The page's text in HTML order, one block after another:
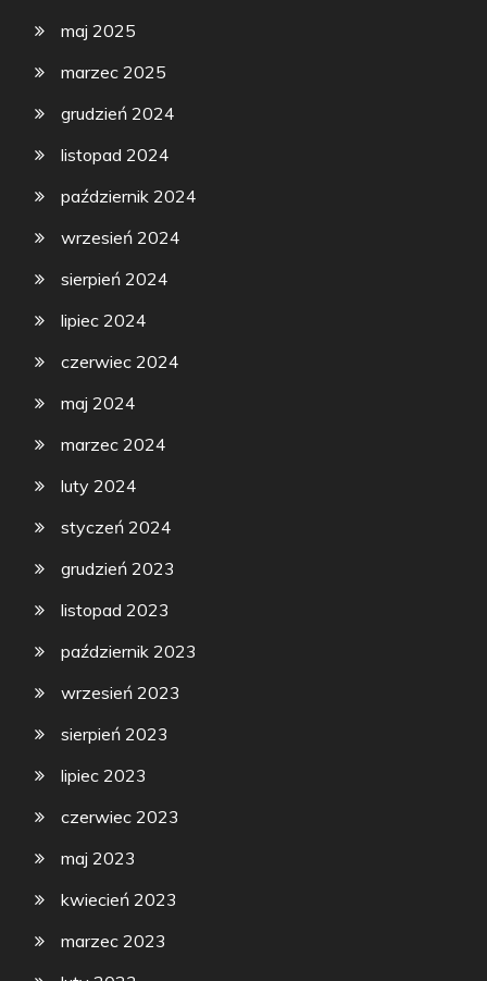
maj 2025
marzec 2025
grudzień 2024
listopad 2024
październik 2024
wrzesień 2024
sierpień 2024
lipiec 2024
czerwiec 2024
maj 2024
marzec 2024
luty 2024
styczeń 2024
grudzień 2023
listopad 2023
październik 2023
wrzesień 2023
sierpień 2023
lipiec 2023
czerwiec 2023
maj 2023
kwiecień 2023
marzec 2023